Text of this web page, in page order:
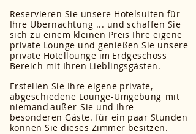
Reservieren Sie unsere Hotelsuiten für
Ihre Übernachtung ... und schaffen Sie
sich zu einem kleinen Preis Ihre eigene
private Lounge und genießen Sie unsere
private Hotellounge im Erdgeschoss
Bereich mit Ihren Lieblingsgästen.
Erstellen Sie Ihre eigene private,
abgeschiedene Lounge-Umgebung mit
niemand außer Sie und Ihre
besonderen Gäste. für ein paar Stunden
können Sie dieses Zimmer besitzen.